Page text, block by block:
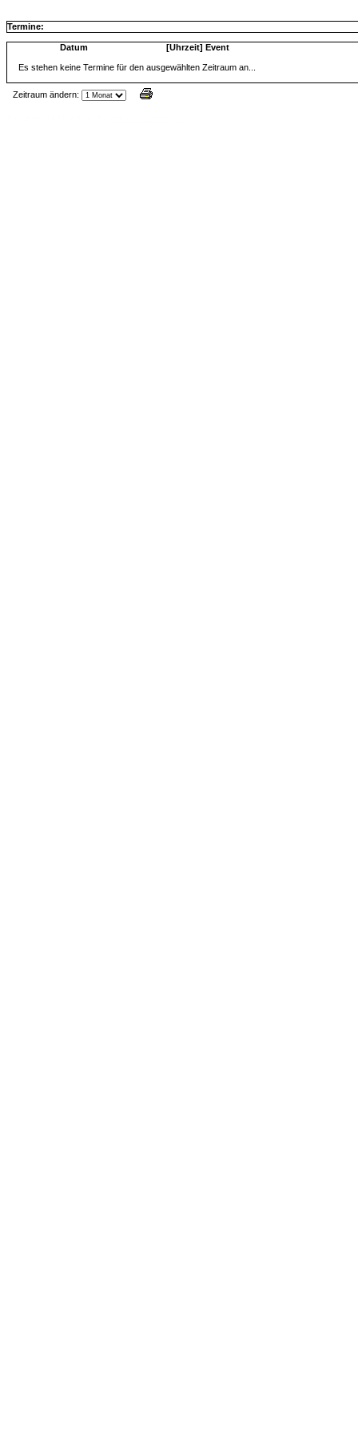
Termine:
Datum [Uhrzeit] Event
Es stehen keine Termine für den ausgewählten Zeitraum an...
Zeitraum ändern: